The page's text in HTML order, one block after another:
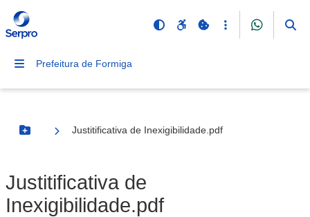
Prefeitura de Formiga
Botão Menu
Justitificativa de Inexigibilidade.pdf
Justitificativa de
Inexigibilidade.pdf